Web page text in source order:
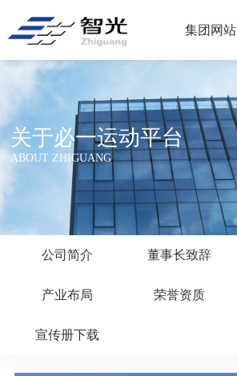
集团网站
关于必一运动平台
ABOUT ZHIGUANG
公司简介 董事长致辞
产业布局 荣誉资质
宣传册下载